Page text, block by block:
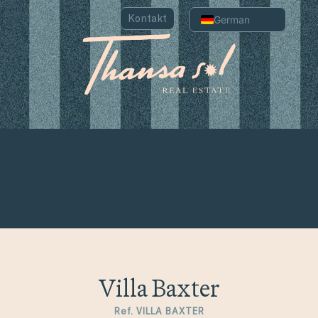
Kontakt
Villa Baxter
Ref. VILLA BAXTER
German
English
Spanish
Portuguese
Chinese